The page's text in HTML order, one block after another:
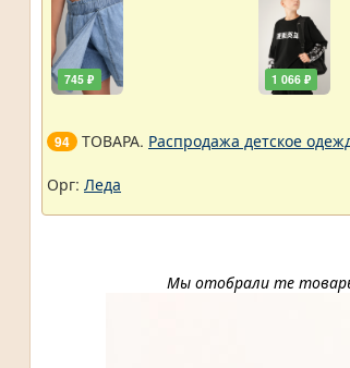
745 ₽ 1 066 ₽
94 ТОВАРА. Распродажа детское
Орг: Леда
Мы отобрали те